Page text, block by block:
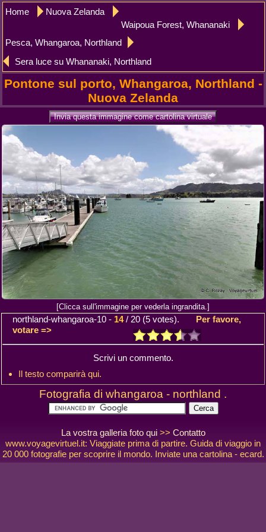
Home
Nuova Zelanda
Waipoua Forest, Whananaki
Pesca, Whangaroa, Northland
Sera luce su Whananaki, Northland
Pontone sul porto, Whangaroa, Northland -
Nuova Zelanda
[Clicca sull'immagine per vederla ingrandita.]
northland-whangaroa-10 - 14/ 20 (5 votes).
Per favore,
votare =>
Scrivi un commento.
Il testo comparirà qui.
Fotografia di whangaroa - northland .
La vostra galleria foto qui>> Contatto
www.voyagevirtuel.it: Viaggiate prima di partire. Guida di viaggio in
20 000 fotografie per scoprire il mondo. Inviate una cartolina - ecard.